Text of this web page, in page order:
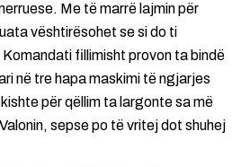
Me të marrë lajmin për
vështirësohet se si do ti
fillimisht provon ta bindë
në tre hapa maskimi të ngjarjes
për qëllim ta largonte sa më
sepse po të vritej dot shuhej